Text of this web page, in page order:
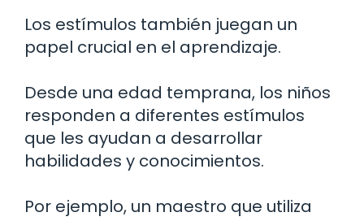
Los estímulos también juegan un
papel crucial en el aprendizaje.
Desde una edad temprana, los niños
responden a diferentes estímulos
que les ayudan a desarrollar
habilidades y conocimientos.
Por ejemplo, un maestro que utiliza